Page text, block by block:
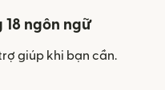
18 ngôn ngữ
giúp khi bạn cần.